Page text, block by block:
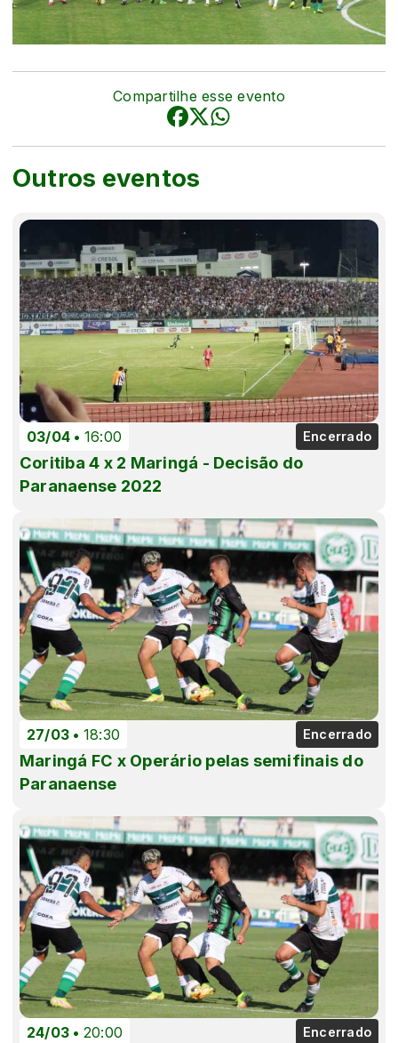
Outros eventos
03/04 16:00 Encerrado
Coritiba 4 x 2 Maringá - Decisão do
Paranaense 2022
27/03 18:30 Encerrado
Maringá FC x Operário pelas semifinais do
Paranaense
24/03 20:00 Encerrado
Compartilhe esse evento